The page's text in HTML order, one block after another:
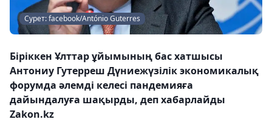
Сурет: facebook/António Guterres
Біріккен Ұлттар ұйымының бас хатшысы
Антониу Гутерреш Дүниежүзілік экономикалық
форумда әлемді келесі пандемияға
дайындалуға шақырды, деп хабарлайды
Zakon.kz